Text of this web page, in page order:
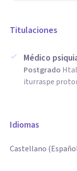
Titulaciones
Médico
Postgrado
iturraspe
Idiomas
Castellano